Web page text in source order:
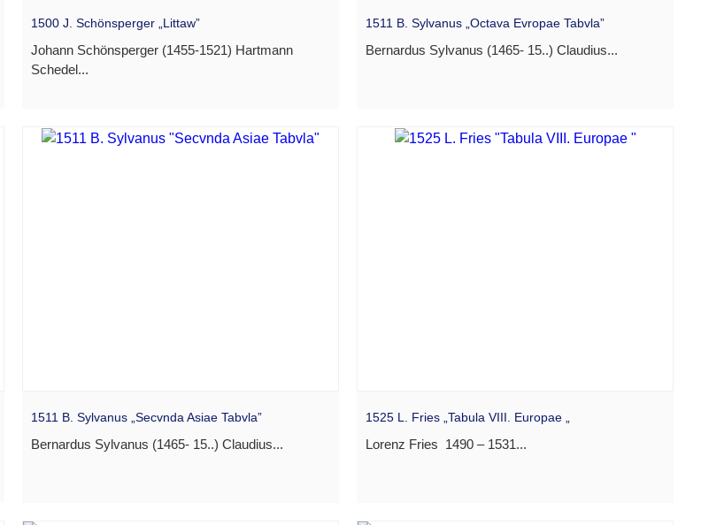
1500 J. Schönsperger „Littaw”
Johann Schönsperger (1455-1521) Hartmann
Schedel...
1511 B. Sylvanus „Octava Evropae Tabvla”
Bernardus Sylvanus (1465- 15..) Claudius...
1511 B. Sylvanus „Secvnda Asiae Tabvla”
Bernardus Sylvanus (1465- 15..) Claudius...
1525 L. Fries „Tabula VIII. Europae „
Lorenz Fries 1490 – 1531...